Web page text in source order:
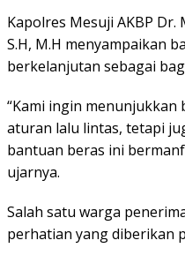
Kapolres Mesuji AKBP Dr.
S.H, M.H menyampaikan
berkelanjutan sebagai
“Kami ingin menunjukkan
aturan lalu lintas, tetapi
bantuan beras ini
ujarnya.
Salah satu warga
perhatian yang diberikan